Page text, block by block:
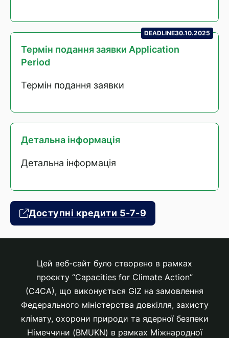
Термін подання заявки Application
Period
Термін подання заявки
DEADLINE30.10.2025
Детальна інформація
Детальна інформація
Доступні кредити 5-7-9
Цей веб-сайт було створено в рамках
проєкту “Capacities for Climate Action”
(C4CA), що виконується GIZ на замовлення
Федерального міністерства довкілля, захисту
клімату, охорони природи та ядерної безпеки
Німеччини (BMUKN) в рамках Міжнародної